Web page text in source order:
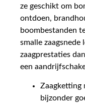
ze geschikt om
ontdoen,
boombestanden
smalle
zaagprestaties
een
Zaagketting
bijzonder